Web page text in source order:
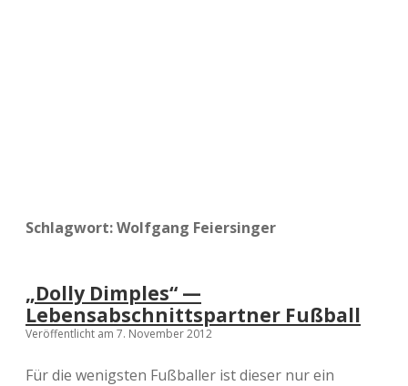
Schlagwort:Wolfgang Feiersinger
„Dolly Dimples“ —
Lebensabschnittspartner Fußball
Veröffentlicht am 7. November 2012
Für die wenigsten Fußballer ist dieser nur ein